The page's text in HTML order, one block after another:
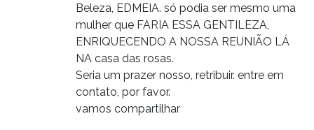
Beleza, EDMEIA. só podia ser mesmo uma
mulher que FARIA ESSA GENTILEZA,
ENRIQUECENDO A NOSSA REUNIÃO LÁ
NA casa das rosas.
Seria um prazer nosso, retribuir. entre em
contato, por favor.
vamos compartilhar